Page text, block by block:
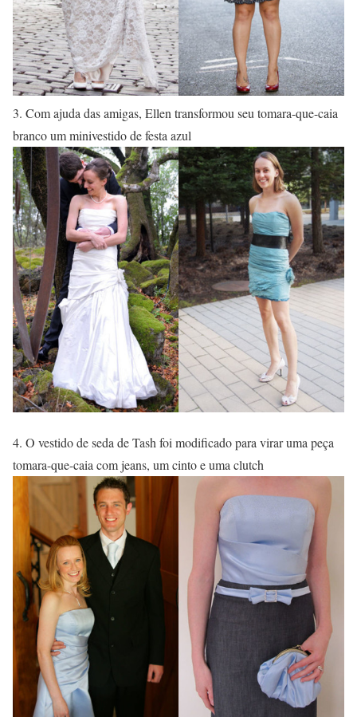
3. Com ajuda das amigas, Ellen transformou seu tomara-que-caia
branco um minivestido de festa azul
4. O vestido de seda de Tash foi modificado para virar uma peça
tomara-que-caia com jeans, um cinto e uma clutch